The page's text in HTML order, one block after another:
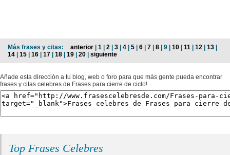
Más frases y citas: anterior | 1 | 2 | 3 | 4 | 5 | 6 | 7 | 8 | 9 | 10 | 11 | 12 | 13 |
14 | 15 | 16 | 17 | 18 | 19 | 20 | siguiente
Añade esta dirección a tu blog, web o foro para que más gente pueda encontrar
frases y citas celebres de Frases para cierre de ciclo!
Top Frases Celebres